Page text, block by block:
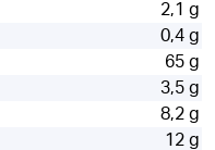
2,1 g
0,4 g
65 g
3,5 g
8,2 g
12 g